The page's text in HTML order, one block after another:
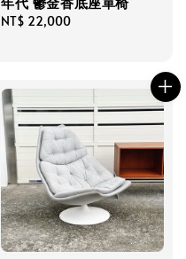
Regular
NT$ 22,000